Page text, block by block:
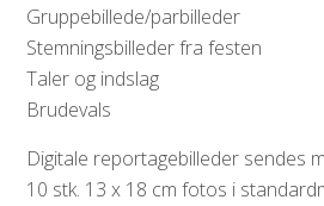
Gruppebillede/parbilleder
Stemningsbilleder fra festen
Taler og indslag
Brudevals
Digitale reportagebilleder sendes
10 stk. 13 x 18 cm fotos i